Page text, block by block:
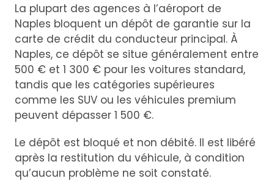
La plupart des agences à l’aéroport de
Naples bloquent un dépôt de garantie sur la
carte de crédit du conducteur principal. À
Naples, ce dépôt se situe généralement entre
500 € et 1 300 € pour les voitures standard,
tandis que les catégories supérieures
comme les SUV ou les véhicules premium
peuvent dépasser 1 500 €.
Le dépôt est bloqué et non débité. Il est libéré
après la restitution du véhicule, à condition
qu’aucun problème ne soit constaté.